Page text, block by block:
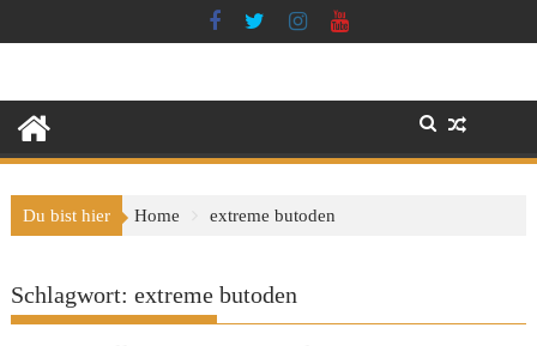
to
Du bist hier Home extreme butoden
Schlagwort:extreme butoden